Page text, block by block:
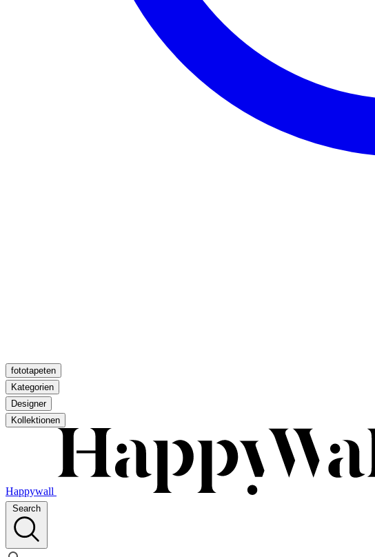
fototapeten
Kategorien
Designer
Kollektionen
Happywall
Search